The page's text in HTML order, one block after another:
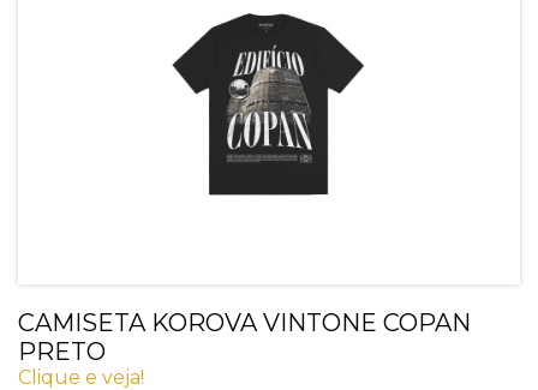
CAMISETA KOROVA VINTONE COPAN
PRETO
Clique e veja!